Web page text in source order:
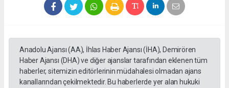
Anadolu Ajansı (AA), İhlas Haber Ajansı (İHA), Demirören
Haber Ajansı (DHA) ve diğer ajanslar tarafından eklenen tüm
haberler, sitemizin editörlerinin müdahalesi olmadan ajans
kanallarından çekilmektedir. Bu haberlerde yer alan hukuki